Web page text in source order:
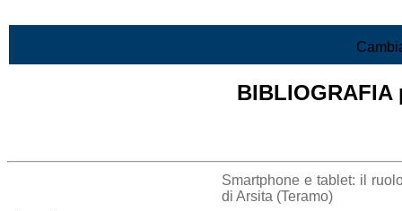
Smartphone e tablet: il
di Arsita (Teramo)